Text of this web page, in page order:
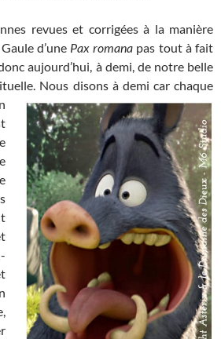
revues et corrigées à la manière
d’une Pax romana pas tout à fait
aujourd’hui, à demi, de notre belle
Nous disons à demi car chaque